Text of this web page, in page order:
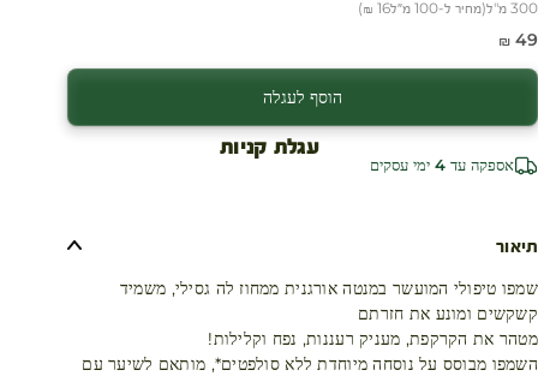
עגלת קניות
300 מ"ל (מחיר ל-100 מ״ל 16 ₪
)
מחיר מבצע
49 ₪
הוסף לעגלה
אספקה עד 4 ימי עסקים
תיאור
שמפו טיפולי המועשר במנטה אורגנית ממחוז לה גסילי, משמיד
קשקשים ומונע את חזרתם
מטהר את הקרקפת, מעניק רעננות, נפח וקלילות!
השמפו מבוסס על נוסחה מיוחדת ללא סולפטים*, מותאם לשיער עם